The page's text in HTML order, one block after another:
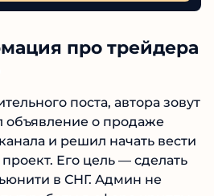
про
поста, автора
объявление о
канала и решил
проект. Его
крупное комьюнити в